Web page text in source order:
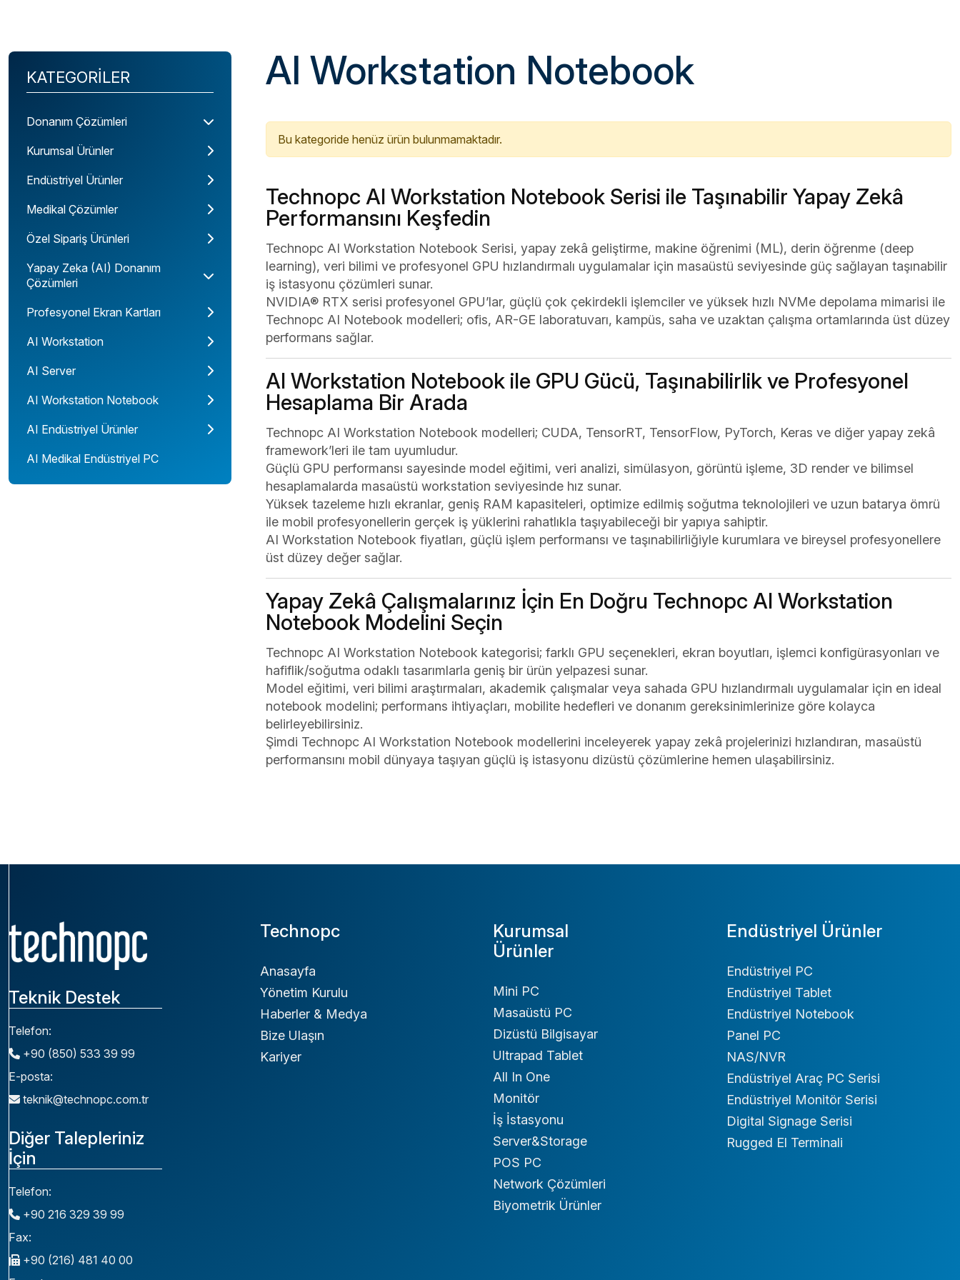
Thin Client&Zero
Client
Rugged El
Terminali
Çözümleri
KATEGORİLER
Donanım Çözümleri
Kurumsal Ürünler
Endüstriyel Ürünler
Medikal Çözümler
Özel Sipariş Ürünleri
Yapay Zeka (AI) Donanım
Çözümleri
Profesyonel Ekran Kartları
AI Workstation
AI Server
AI Workstation Notebook
AI Endüstriyel Ürünler
AI Medikal Endüstriyel PC
AI Workstation Notebook
Bu kategoride henüz ürün bulunmamaktadır.
Technopc AI Workstation Notebook Serisi ile Taşınabilir Yapay Zekâ
Performansını Keşfedin
Technopc AI Workstation Notebook Serisi, yapay zekâ geliştirme, makine öğrenimi (ML), derin öğrenme (deep
learning), veri bilimi ve profesyonel GPU hızlandırmalı uygulamalar için masaüstü seviyesinde güç sağlayan taşınabilir
iş istasyonu çözümleri sunar.
NVIDIA® RTX serisi profesyonel GPU’lar, güçlü çok çekirdekli işlemciler ve yüksek hızlı NVMe depolama mimarisi ile
Technopc AI Notebook modelleri; ofis, AR-GE laboratuvarı, kampüs, saha ve uzaktan çalışma ortamlarında üst düzey
performans sağlar.
AI Workstation Notebook ile GPU Gücü, Taşınabilirlik ve Profesyonel
Hesaplama Bir Arada
Technopc AI Workstation Notebook modelleri; CUDA, TensorRT, TensorFlow, PyTorch, Keras ve diğer yapay zekâ
framework’leri ile tam uyumludur.
Güçlü GPU performansı sayesinde model eğitimi, veri analizi, simülasyon, görüntü işleme, 3D render ve bilimsel
hesaplamalarda masaüstü workstation seviyesinde hız sunar.
Yüksek tazeleme hızlı ekranlar, geniş RAM kapasiteleri, optimize edilmiş soğutma teknolojileri ve uzun batarya ömrü
ile mobil profesyonellerin gerçek iş yüklerini rahatlıkla taşıyabileceği bir yapıya sahiptir.
AI Workstation Notebook fiyatları, güçlü işlem performansı ve taşınabilirliğiyle kurumlara ve bireysel profesyonellere
üst düzey değer sağlar.
Yapay Zekâ Çalışmalarınız İçin En Doğru Technopc AI Workstation
Notebook Modelini Seçin
Technopc AI Workstation Notebook kategorisi; farklı GPU seçenekleri, ekran boyutları, işlemci konfigürasyonları ve
hafiflik/soğutma odaklı tasarımlarla geniş bir ürün yelpazesi sunar.
Model eğitimi, veri bilimi araştırmaları, akademik çalışmalar veya sahada GPU hızlandırmalı uygulamalar için en ideal
notebook modelini; performans ihtiyaçları, mobilite hedefleri ve donanım gereksinimlerinize göre kolayca
belirleyebilirsiniz.
Şimdi Technopc AI Workstation Notebook modellerini inceleyerek yapay zekâ projelerinizi hızlandıran, masaüstü
performansını mobil dünyaya taşıyan güçlü iş istasyonu dizüstü çözümlerine hemen ulaşabilirsiniz.
Teknik Destek
Telefon:
+90 (850) 533 39 99
E-posta:
teknik@technopc.com.tr
Diğer Talepleriniz
İçin
Telefon:
+90 216 329 39 99
Fax:
+90 (216) 481 40 00
Technopc
Anasayfa
Yönetim Kurulu
Haberler & Medya
Bize Ulaşın
Kariyer
Kurumsal
Ürünler
Mini PC
Masaüstü PC
Dizüstü Bilgisayar
Ultrapad Tablet
All In One
Monitör
İş İstasyonu
Server&Storage
POS PC
Network Çözümleri
Biyometrik Ürünler
Endüstriyel Ürünler
Endüstriyel PC
Endüstriyel Tablet
Endüstriyel Notebook
Panel PC
NAS/NVR
Endüstriyel Araç PC Serisi
Endüstriyel Monitör Serisi
Digital Signage Serisi
Rugged El Terminali